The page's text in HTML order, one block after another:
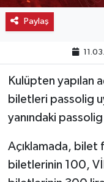
Paylaş
Kulüpten yapılan
biletleri passolig
yanındaki
Açıklamada,
biletlerinin 100,
Oğuzlar
Sungurlu
Sağlık